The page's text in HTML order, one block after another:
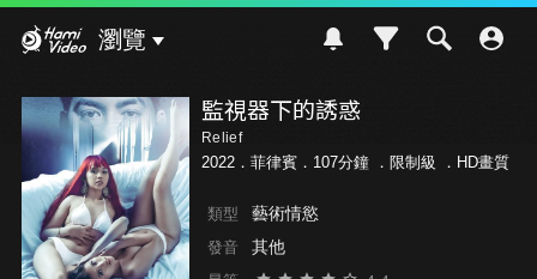
瀏覽
監視器下的誘惑
Relief
2022．菲律賓．107分鐘 ． 限制級 ．HD畫質
類型 藝術情慾
發音 其他